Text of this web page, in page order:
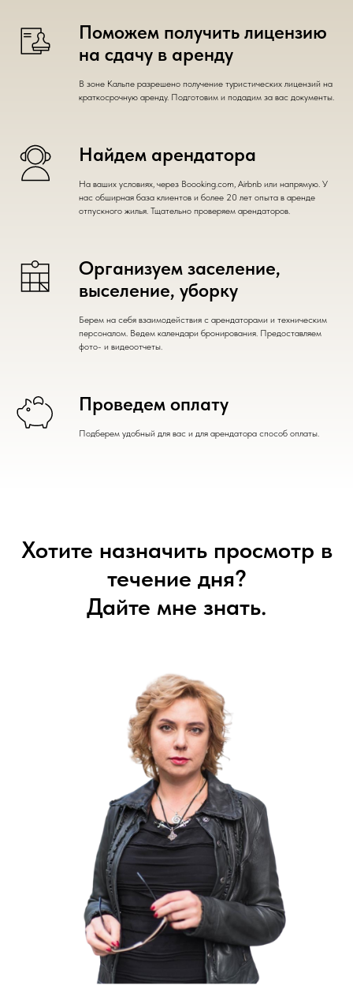
Поможем получить лицензию
на сдачу в аренду
В зоне Кальпе разрешено получение туристических лицензий на
краткосрочную аренду. Подготовим и подадим за вас документы.
Найдем арендатора
На ваших условиях, через Boooking.com, Airbnb или напрямую. У
нас обширная база клиентов и более 20 лет опыта в аренде
отпускного жилья. Тщательно проверяем арендаторов.
Организуем заселение,
выселение, уборку
Берем на себя взаимодействия с арендаторами и техническим
персоналом. Ведем календари бронирования. Предоставляем
фото- и видеоотчеты.
Проведем оплату
Подберем удобный для вас и для арендатора способ оплаты.
Хотите назначить просмотр в
течение дня?
Дайте мне знать.